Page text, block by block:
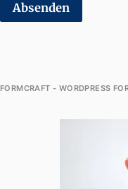
Absenden
FORMCRAFT - WORDPRESS